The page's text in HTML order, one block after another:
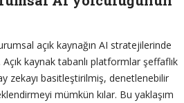
açık kaynağın AI stratejilerinde
Açık kaynak tabanlı platformlar şeffaflık
zekayı basitleştirilmiş, denetlenebilir
mümkün kılar. Bu yaklaşım